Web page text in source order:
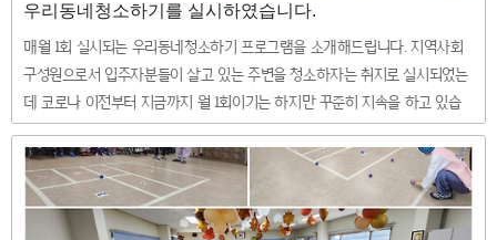
우리동네청소하기를 실시하였습니다.
매월 1회 실시되는 우리동네청소하기 프로그램을 소개해드립니다. 지역사회
구성원으로서 입주자분들이 살고 있는 주변을 청소하자는 취지로 실시되었는
데 코로나 이전부터 지금까지 월 1회이기는 하지만 꾸준히 지속을 하고 있습
니다. 참고로 수거한 쓰레기는 시설에 돌아와서 분리수거함에서 정리를 합니
다 ^^